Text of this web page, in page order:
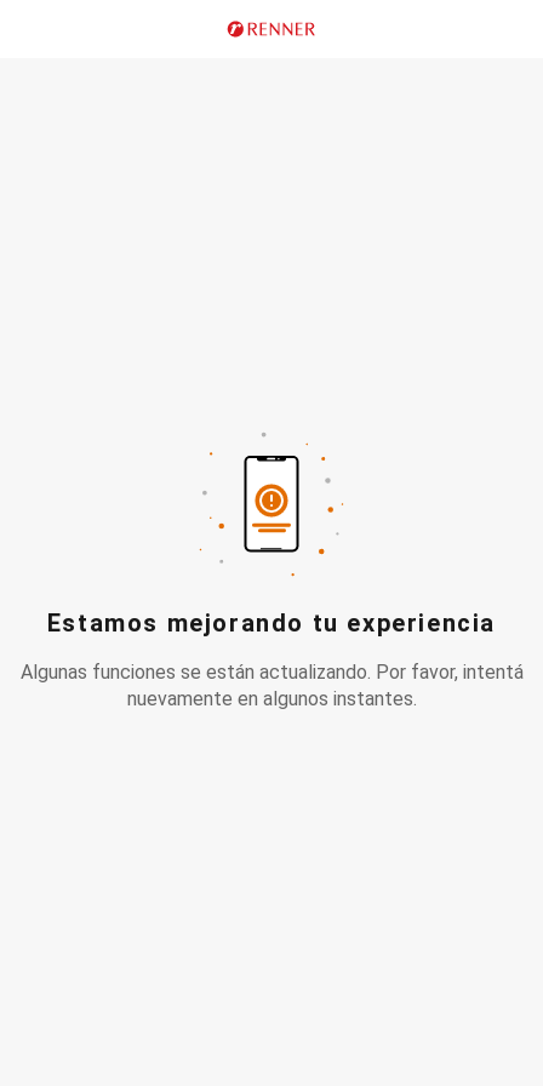
Estamos mejorando tu experiencia
Algunas funciones se están actualizando. Por favor, intentá
nuevamente en algunos instantes.